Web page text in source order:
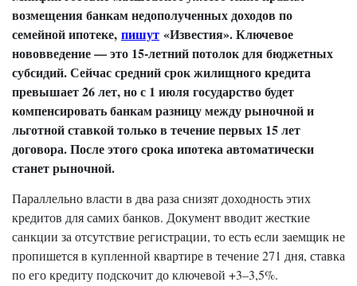
возмещения банкам недополученных доходов по
семейной ипотеке, пишут «Известия». Ключевое
нововведение — это 15-летний потолок для бюджетных
субсидий. Сейчас средний срок жилищного кредита
превышает 26 лет, но с 1 июля государство будет
компенсировать банкам разницу между рыночной и
льготной ставкой только в течение первых 15 лет
договора. После этого срока ипотека автоматически
станет рыночной.
Параллельно власти в два раза снизят доходность этих
кредитов для самих банков. Документ вводит жесткие
санкции за отсутствие регистрации, то есть если заемщик не
пропишется в купленной квартире в течение 271 дня, ставка
по его кредиту подскочит до ключевой +3–3,5%.